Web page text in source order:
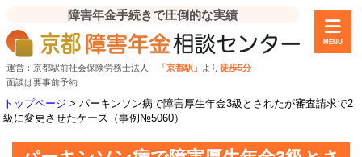
障害年金手続きで圧倒的な実績
運営：京都駅前社会保険労務士法人 「京都駅」 より徒歩5分
面談は要事前予約
MENU
トップページ >パーキンソン病で障害厚生年金3級とされたが審査請求で2
級に変更させたケース（事例№5060）